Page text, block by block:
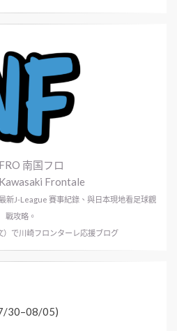
南国フロ
Frontale
新J-League 賽事紀錄、與日本現地看足球觀
戰攻略。
）で川崎フロンターレ応援ブログ
30–08/05)